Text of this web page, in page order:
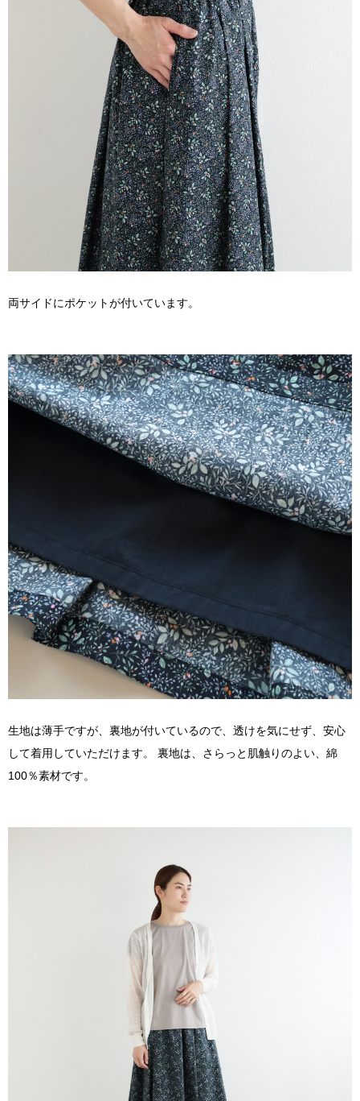
両サイドにポケットが付いています。
生地は薄手ですが、裏地が付いているので、透けを気にせず、安心
して着用していただけます。 裏地は、さらっと肌触りのよい、綿
100％素材です。